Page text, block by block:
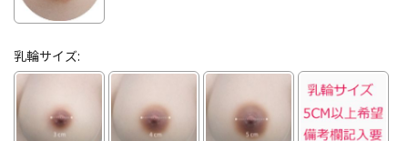
乳輪サイズ: